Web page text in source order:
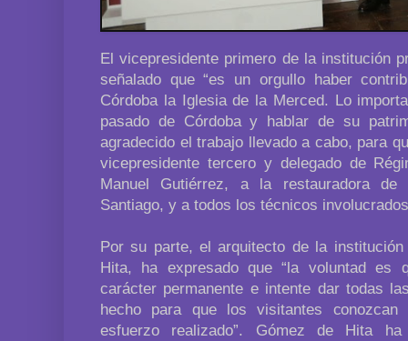
El vicepresidente primero de la institución
señalado que “es un orgullo haber
Córdoba la Iglesia de la Merced. Lo
pasado de Córdoba y hablar de su
agradecido el trabajo llevado a cabo, para
vicepresidente tercero y delegado de
Manuel Gutiérrez, a la restauradora
Santiago, y a todos los técnicos
Por su parte, el arquitecto de la
Hita, ha expresado que “la voluntad es
carácter permanente e intente dar todas
hecho para que los visitantes
esfuerzo realizado”. Gómez de Hita